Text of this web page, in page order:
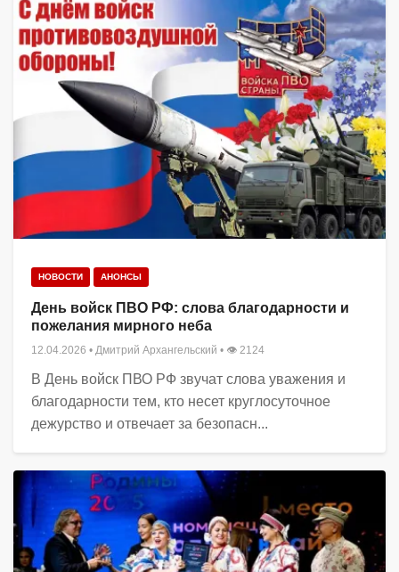
НОВОСТИ АНОНСЫ
День войск ПВО РФ: слова благодарности и
пожелания мирного неба
12.04.2026 • Дмитрий Архангельский • 👁 2124
В День войск ПВО РФ звучат слова уважения и
благодарности тем, кто несет круглосуточное
дежурство и отвечает за безопасн...